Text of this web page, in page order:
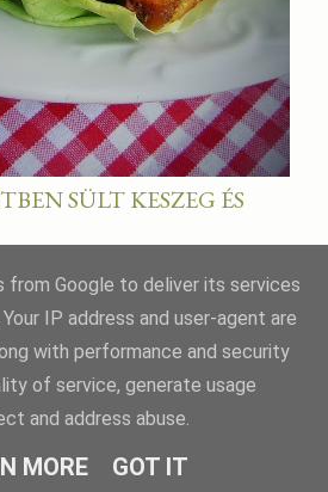
SÜLT KESZEG ÉS
Üzemeltető: Blogger
from Google to deliver its services
IP address and user-agent are
with performance and security
of service, generate usage
and address abuse.
MORE GOT IT